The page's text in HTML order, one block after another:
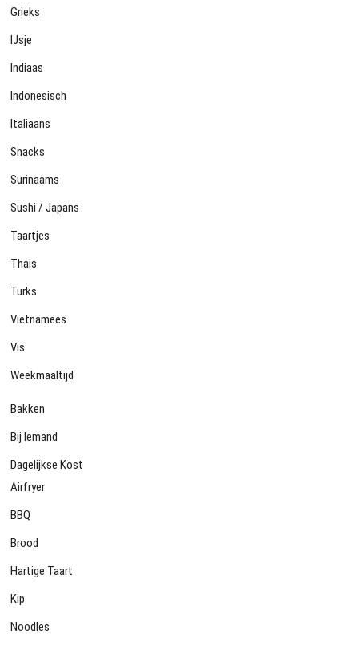
Grieks
IJsje
Indiaas
Indonesisch
Italiaans
Snacks
Surinaams
Sushi / Japans
Taartjes
Thais
Turks
Vietnamees
Vis
Weekmaaltijd
Bakken
Bij Iemand
Dagelijkse Kost
Airfryer
BBQ
Brood
Hartige Taart
Kip
Noodles